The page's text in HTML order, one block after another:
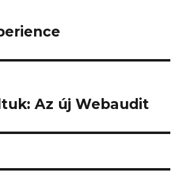
Az új Webaudit